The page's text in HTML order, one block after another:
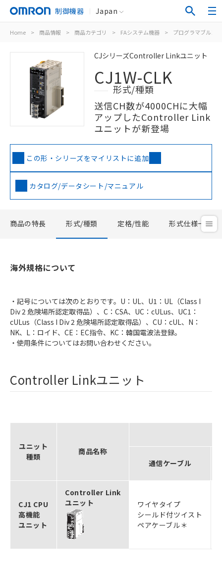
制御機器 Japan
Home > 商品情報 > 商品カテゴリ > FAシステム機器 > プログラマブルコ
CJシリーズController Linkユニット
CJ1W-CLK
形式/種類
送信CH数が4000CHに大幅
アップしたController Link
ユニットが新登場
この形・シリーズをマイリストに追加
カタログ/データシート/マニュアル
商品の特長 形式/種類 定格/性能 形式仕様一覧
海外規格について
・記号については次のとおりです。U：UL、U1：UL（Class I
Div 2 危険場所認定取得品）、C：CSA、UC：cULus、UC1：
cULus（Class I Div 2 危険場所認定取得品）、CU：cUL、N：
NK、L：ロイド、CE：EC指令、KC：韓国電波法登録。
・使用条件についてはお問い合わせください。
Controller Linkユニット
ユニット
種類
商品名称
通信ケーブル
CJ1 CPU
高機能
ユニット
Controller Link
ユニット
ワイヤタイプ
シールド付ツイスト
ペアケーブル＊